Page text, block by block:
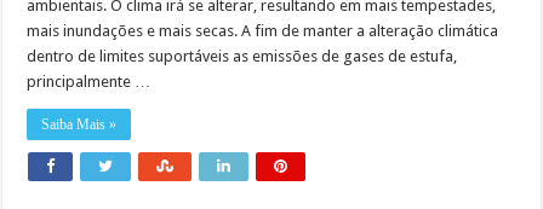
ambientais. O clima irá se alterar, resultando em mais tempestades,
mais inundações e mais secas. A fim de manter a alteração climática
dentro de limites suportáveis as emissões de gases de estufa,
principalmente …
Saiba Mais »